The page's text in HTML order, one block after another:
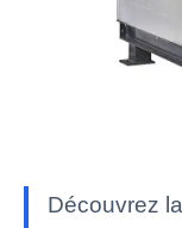
Découvrez